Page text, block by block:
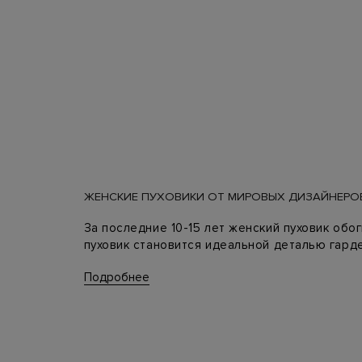
ЖЕНСКИЕ ПУХОВИКИ ОТ МИРОВЫХ
За последние 10-15 лет женский пуховик
пуховик становится идеальной деталью
Главное правило в выборе зимнего
Подробнее